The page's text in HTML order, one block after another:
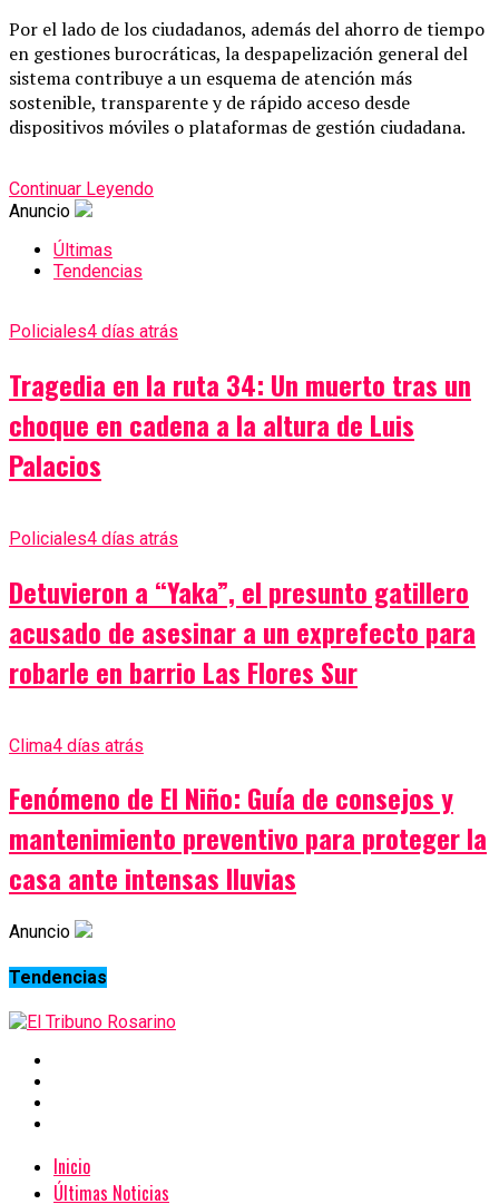
Por el lado de los ciudadanos, además del ahorro de tiempo
en gestiones burocráticas, la despapelización general del
sistema contribuye a un esquema de atención más
sostenible, transparente y de rápido acceso desde
dispositivos móviles o plataformas de gestión ciudadana.
Continuar Leyendo
Anuncio
Últimas
Tendencias
Policiales4 días atrás
Tragedia en la ruta 34: Un muerto tras un
choque en cadena a la altura de Luis
Palacios
Policiales4 días atrás
Detuvieron a “Yaka”, el presunto gatillero
acusado de asesinar a un exprefecto para
robarle en barrio Las Flores Sur
Clima4 días atrás
Fenómeno de El Niño: Guía de consejos y
mantenimiento preventivo para proteger la
casa ante intensas lluvias
Anuncio
Tendencias
Inicio
Últimas Noticias